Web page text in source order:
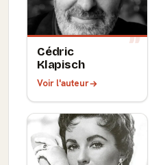
Cédric
Klapisch
Voir l'auteur